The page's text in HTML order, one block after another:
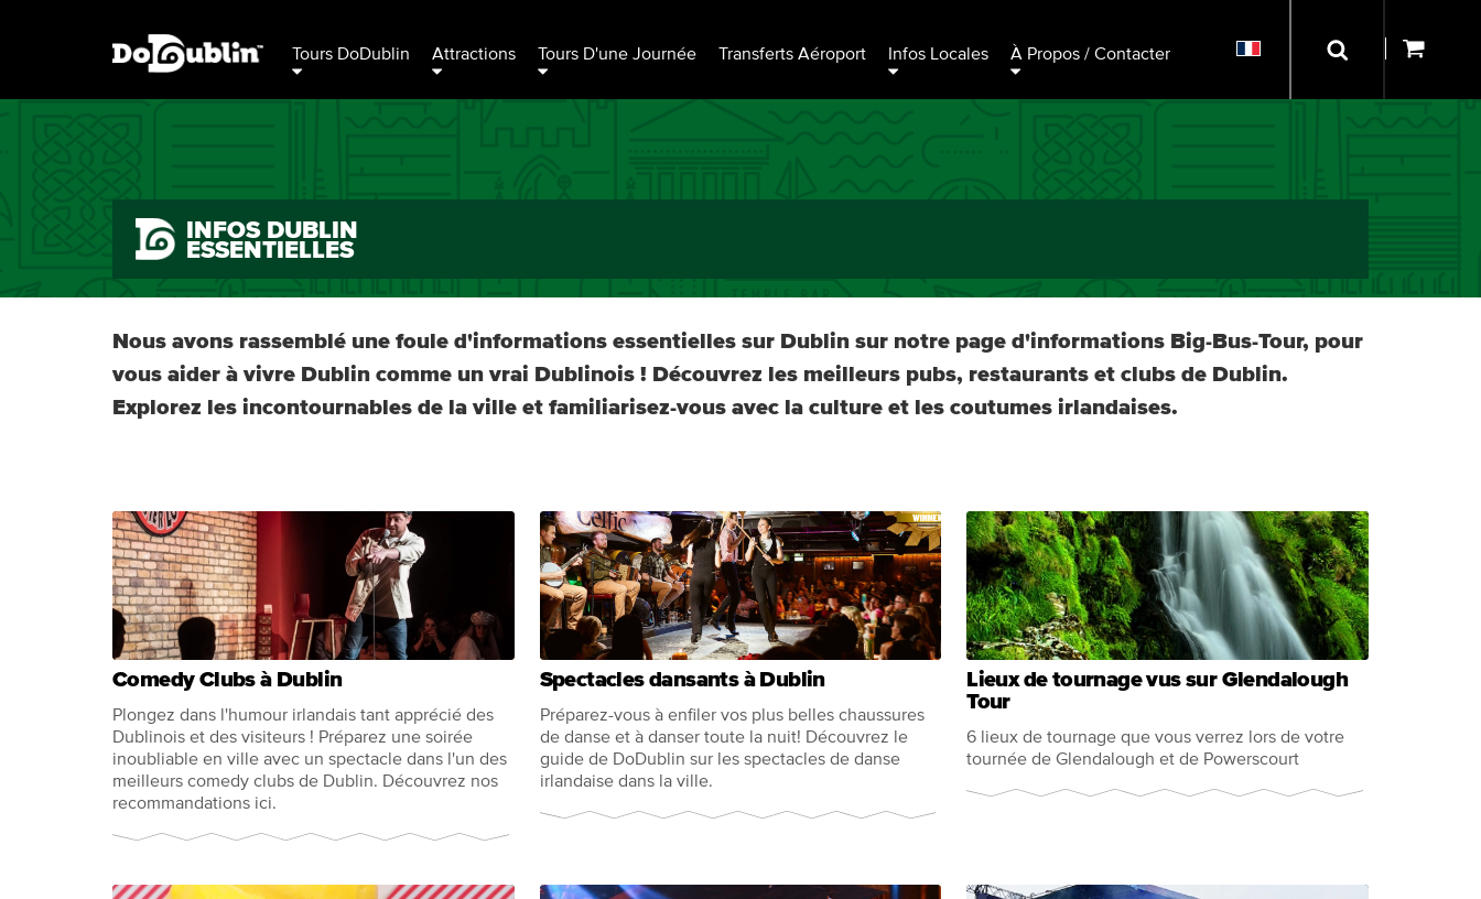
Tours DoDublin Attractions Tours D'une Journée Transferts Aéroport Infos Locales À Propos / Contacter
INFOS DUBLIN
ESSENTIELLES
Nous avons rassemblé une foule d'informations essentielles sur Dublin sur notre page d'informations Big-Bus-Tour, pour
vous aider à vivre Dublin comme un vrai Dublinois ! Découvrez les meilleurs pubs, restaurants et clubs de Dublin.
Explorez les incontournables de la ville et familiarisez-vous avec la culture et les coutumes irlandaises.
Comedy Clubs à Dublin
Plongez dans l'humour irlandais tant apprécié des
Dublinois et des visiteurs ! Préparez une soirée
inoubliable en ville avec un spectacle dans l'un des
meilleurs comedy clubs de Dublin. Découvrez nos
recommandations ici.
Spectacles dansants à Dublin
Préparez-vous à enfiler vos plus belles chaussures
de danse et à danser toute la nuit! Découvrez le
guide de DoDublin sur les spectacles de danse
irlandaise dans la ville.
Lieux de tournage vus sur Glendalough
Tour
6 lieux de tournage que vous verrez lors de votre
tournée de Glendalough et de Powerscourt